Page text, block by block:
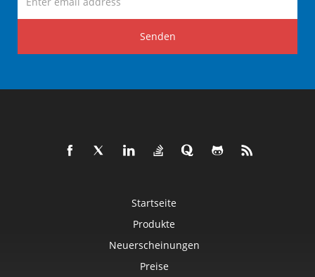
Senden
Startseite
Produkte
Neuerscheinungen
Preise